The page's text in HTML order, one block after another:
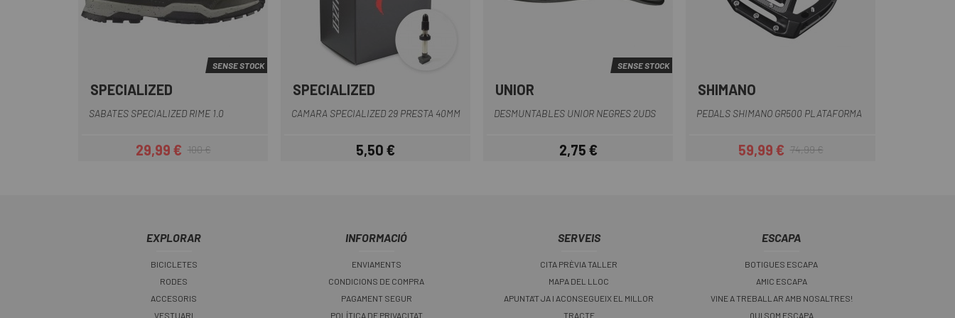
Negre
SENSE STOCK
SPECIALIZED
SABATES SPECIALIZED RIME 1.0
Preu
29,99 €Preu regular
100 €
SPECIALIZED
CAMARA SPECIALIZED 29 PRESTA 40MM
Preu
5,50 €
SENSE STOCK
UNIOR
DESMUNTABLES UNIOR NEGRES 2UDS
Preu
2,75 €
SHIMANO
PEDALS SHIMANO GR500 PLATAFORMA
Preu
59,99 €Preu regular
74,99 €
EXPLORAR
BICICLETES
RODES
ACCESORIS
VESTUARI
INFORMACIÓ
ENVIAMENTS
CONDICIONS DE COMPRA
PAGAMENT SEGUR
POLÍTICA DE PRIVACITAT
SERVEIS
CITA PRÈVIA TALLER
MAPA DEL LLOC
APUNTA'T JA I ACONSEGUEIX EL MILLOR
TRACTE
ESCAPA
BOTIGUES ESCAPA
AMIC ESCAPA
VINE A TREBALLAR AMB NOSALTRES!
QUI SOM ESCAPA